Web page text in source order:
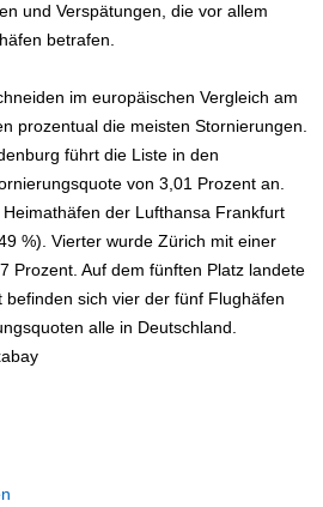
und Verspätungen, die vor allem
betrafen.
im europäischen Vergleich am
prozentual die meisten Stornierungen.
führt die Liste in den
von 3,01 Prozent an.
der Lufthansa Frankfurt
%). Vierter wurde Zürich mit einer
Prozent. Auf dem fünften Platz landete
befinden sich vier der fünf Flughäfen
alle in Deutschland.